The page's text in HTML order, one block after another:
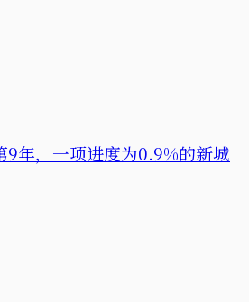
年，一项进度为0.9%的新城